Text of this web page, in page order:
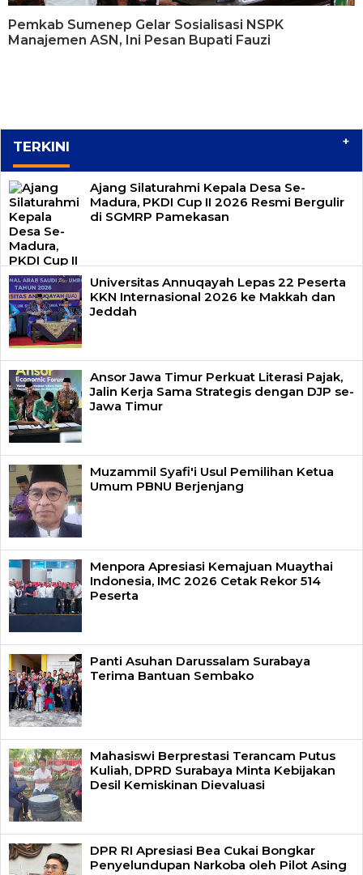
Pemkab Sumenep Gelar Sosialisasi NSPK
Manajemen ASN, Ini Pesan Bupati Fauzi
TERKINI +
Ajang Silaturahmi Kepala Desa Se-
Madura, PKDI Cup II 2026 Resmi Bergulir
di SGMRP Pamekasan
Universitas Annuqayah Lepas 22 Peserta
KKN Internasional 2026 ke Makkah dan
Jeddah
Ansor Jawa Timur Perkuat Literasi Pajak,
Jalin Kerja Sama Strategis dengan DJP se-
Jawa Timur
Muzammil Syafi'i Usul Pemilihan Ketua
Umum PBNU Berjenjang
Menpora Apresiasi Kemajuan Muaythai
Indonesia, IMC 2026 Cetak Rekor 514
Peserta
Panti Asuhan Darussalam Surabaya
Terima Bantuan Sembako
Mahasiswi Berprestasi Terancam Putus
Kuliah, DPRD Surabaya Minta Kebijakan
Desil Kemiskinan Dievaluasi
DPR RI Apresiasi Bea Cukai Bongkar
Penyelundupan Narkoba oleh Pilot Asing